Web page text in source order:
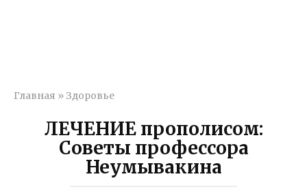
Главная » Здоровье
ЛЕЧЕНИЕ прополисом:
Советы профессора
Неумывакина